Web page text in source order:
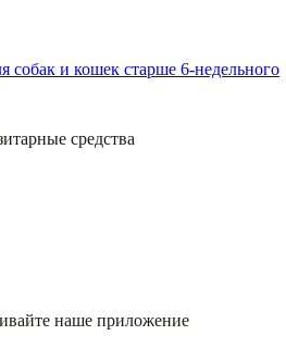
собак и кошек старше 6-недельного
средства
наше приложение